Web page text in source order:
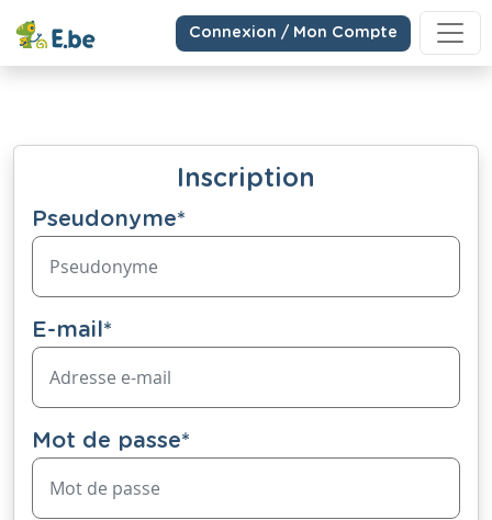
Connexion / Mon Compte
Inscription
Pseudonyme*
E-mail*
Mot de passe*